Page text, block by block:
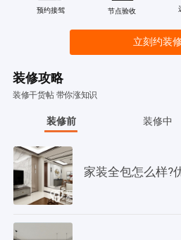
预约接驾 节点验收
立刻约装
装修攻略
装修干货帖 带你涨知识
装修前 装修中
家装全包怎么样?